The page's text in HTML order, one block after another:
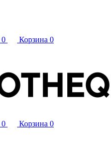
0 Корзина 0
0 Корзина 0